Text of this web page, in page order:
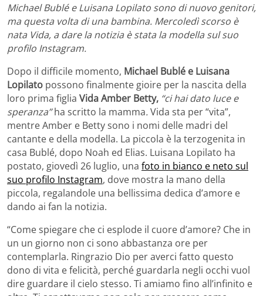
Michael Bublé e Luisana Lopilato sono di nuovo genitori,
ma questa volta di una bambina. Mercoledì scorso è
nata Vida, a dare la notizia è stata la modella sul suo
profilo Instagram.
Dopo il difficile momento, Michael Bublé e Luisana
Lopilato possono finalmente gioire per la nascita della
loro prima figlia Vida Amber Betty, “ci hai dato luce e
speranza”ha scritto la mamma.Vida sta per “vita”,
mentre Amber e Betty sono i nomi delle madri del
cantante e della modella. La piccola è la terzogenita in
casa Bublé, dopo Noah ed Elias. Luisana Lopilato ha
postato, giovedì 26 luglio, una foto in bianco e neto sul
suo profilo Instagram, dove mostra la mano della
piccola, regalandole una bellissima dedica d’amore e
dando ai fan la notizia.
“Come spiegare che ci esplode il cuore d’amore? Che in
un un giorno non ci sono abbastanza ore per
contemplarla. Ringrazio Dio per averci fatto questo
dono di vita e felicità, perché guardarla negli occhi vuol
dire guardare il cielo stesso. Ti amiamo fino all’infinito e